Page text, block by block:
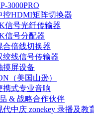
3000PRO
控HDMI矩阵切换器
信号光纤传输器
信号分配器
合倍线切换器
绞线信号传输器
摸屏设备
（美国山逊）
携式专业音响
& 战略合作伙伴
代中庆 zonekey 录播及教